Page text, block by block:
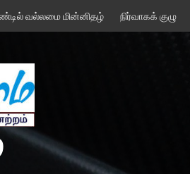
வல்லமை மின்னிதழ் நிர்வாகக் குழு